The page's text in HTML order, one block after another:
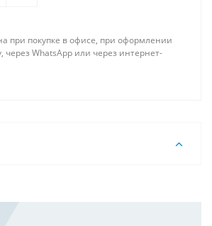
при покупке в офисе, при оформлении
через WhatsApp или через интернет-